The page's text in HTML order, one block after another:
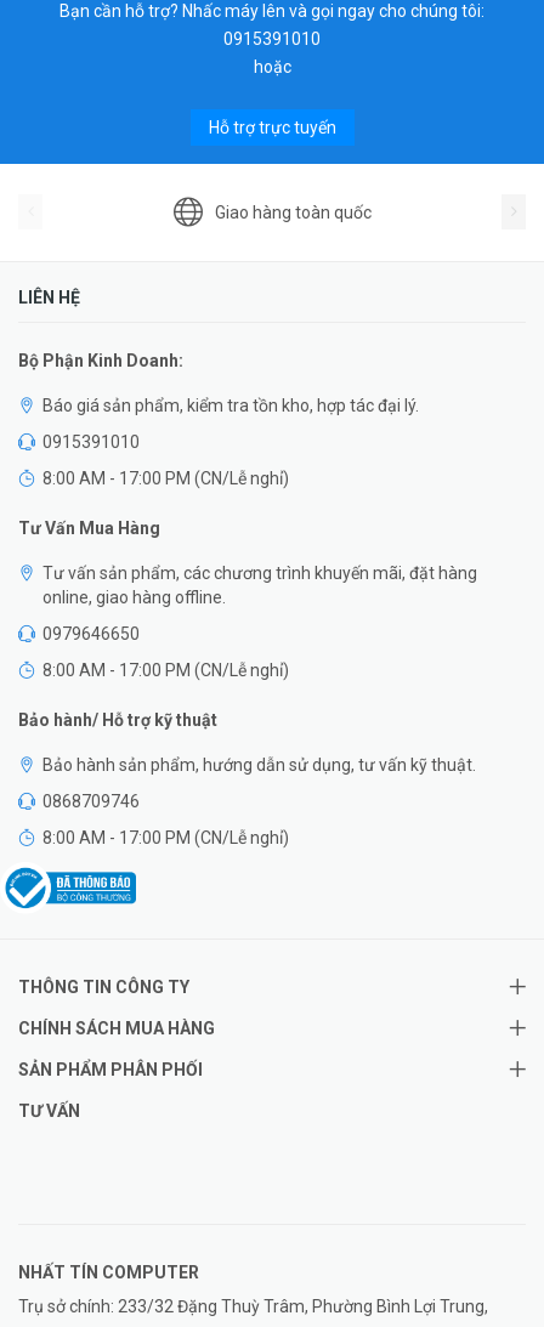
Bạn cần hỗ trợ? Nhấc máy lên và gọi ngay cho chúng tôi:
0915391010
hoặc
Hỗ trợ trực tuyến
Giao hàng toàn quốc
LIÊN HỆ
Bộ Phận Kinh Doanh:
Báo giá sản phẩm, kiểm tra tồn kho, hợp tác đại lý.
0915391010
8:00 AM - 17:00 PM (CN/Lễ nghỉ)
Tư Vấn Mua Hàng
Tư vấn sản phẩm, các chương trình khuyến mãi, đặt hàng
online, giao hàng offline.
0979646650
8:00 AM - 17:00 PM (CN/Lễ nghỉ)
Bảo hành/ Hỗ trợ kỹ thuật
Bảo hành sản phẩm, hướng dẫn sử dụng, tư vấn kỹ thuật.
0868709746
8:00 AM - 17:00 PM (CN/Lễ nghỉ)
THÔNG TIN CÔNG TY
CHÍNH SÁCH MUA HÀNG
SẢN PHẨM PHÂN PHỐI
TƯ VẤN
NHẤT TÍN COMPUTER
Trụ sở chính: 233/32 Đặng Thuỳ Trâm, Phường Bình Lợi Trung,